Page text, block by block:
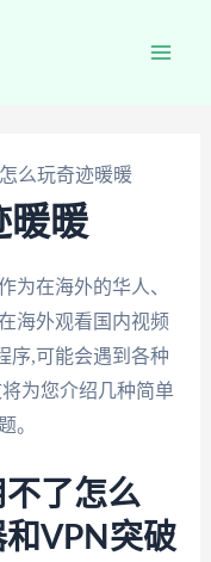
么玩奇迹暖暖
暖暖
为在海外的华人、
海外观看国内视频
序,可能会遇到各种
为您介绍几种简单
。
了怎么
VPN突破